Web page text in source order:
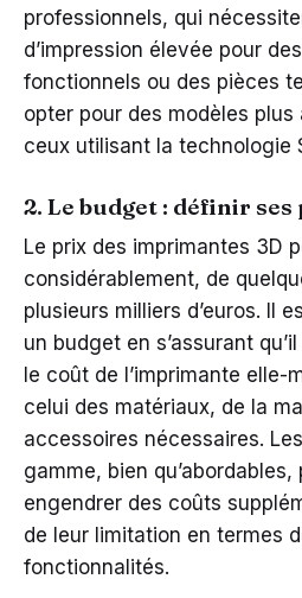
professionnels, qui
d’impression élevée pour
fonctionnels ou des pièces
opter pour des modèles
ceux utilisant la technologie
2. Le budget : définir
Le prix des imprimantes 3D
considérablement, de
plusieurs milliers d’euros. Il
un budget en s’assurant
le coût de l’imprimante elle-
celui des matériaux, de la
accessoires nécessaires.
gamme, bien
engendrer des coûts
de leur limitation en termes
fonctionnalités.